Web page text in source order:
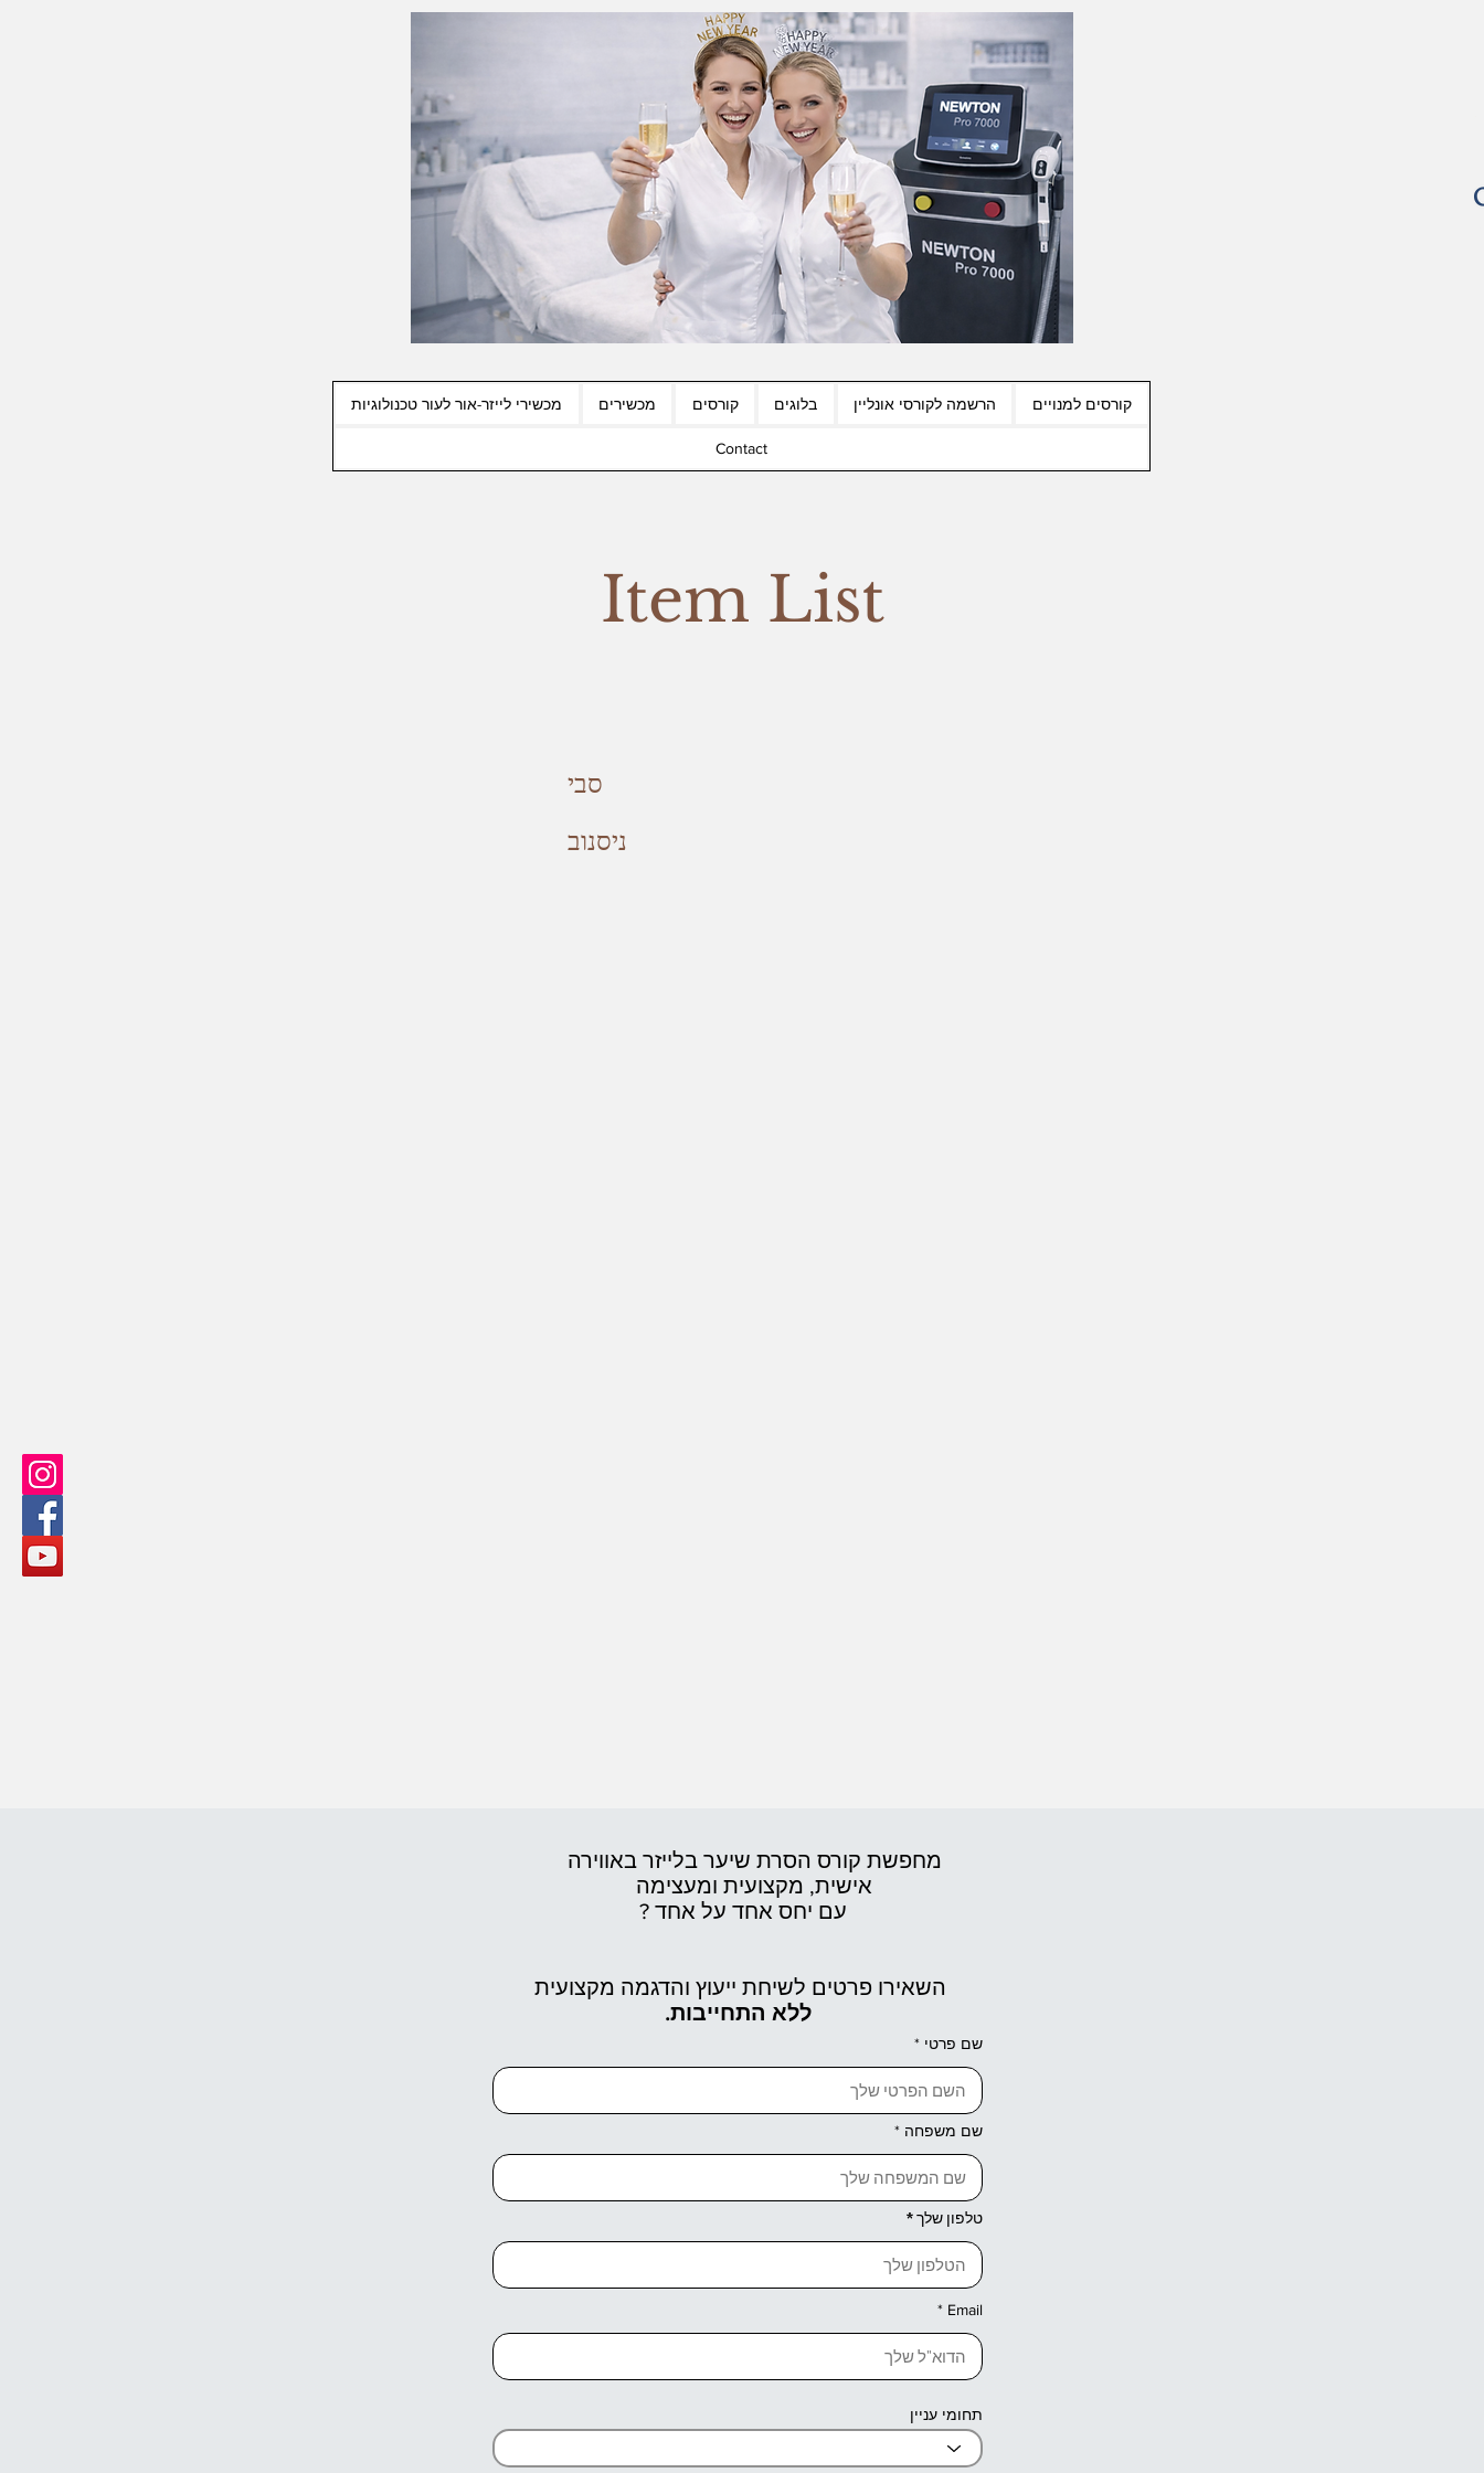
מכשירי לייזר-אור לעור טכנולוגיות מכשירים קורסים בלוגים הרשמה לקורסי אונליין קורסים למנויים
Contact
Item List
ניסנוב
סבי
מחפשת קורס הסרת שיער בלייזר באווירה
אישית, מקצועית ומעצימה
עם יחס אחד על אחד ?
השאירו פרטים לשיחת ייעוץ והדגמה מקצועית
ללא התחייבות.
שם פרטי
שם משפחה
טלפון שלך
Email
תחומי עניין